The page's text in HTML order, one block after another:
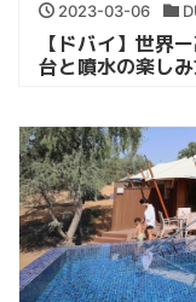
2023-03-06
【ドバイ】世界
台と噴水の楽し